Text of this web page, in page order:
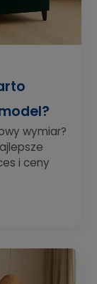
wymiar?
i ceny